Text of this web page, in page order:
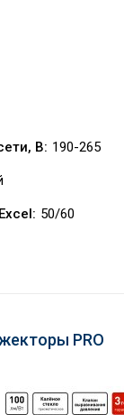
В: 190-265
50/60
PRO